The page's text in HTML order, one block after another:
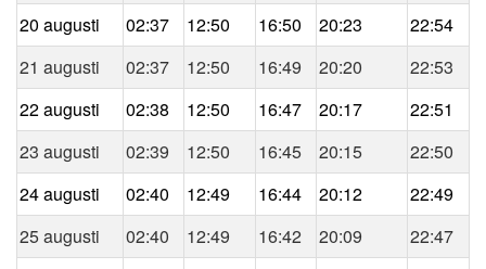
20 augusti
02:37 12:50 16:50 20:23
22:54
21 augusti
02:37 12:50 16:49 20:20
22:53
22 augusti
02:38 12:50 16:47 20:17
22:51
23 augusti
02:39 12:50 16:45 20:15
22:50
24 augusti
02:40 12:49 16:44 20:12
22:49
25 augusti
02:40 12:49 16:42 20:09
22:47